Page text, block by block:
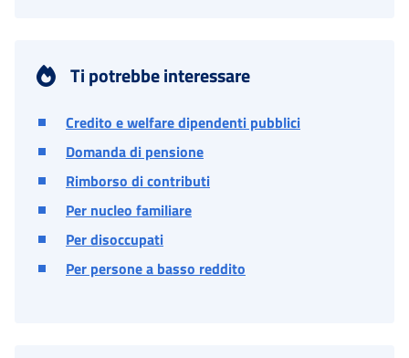
Ti potrebbe interessare
Credito e welfare dipendenti pubblici
Domanda di pensione
Rimborso di contributi
Per nucleo familiare
Per disoccupati
Per persone a basso reddito